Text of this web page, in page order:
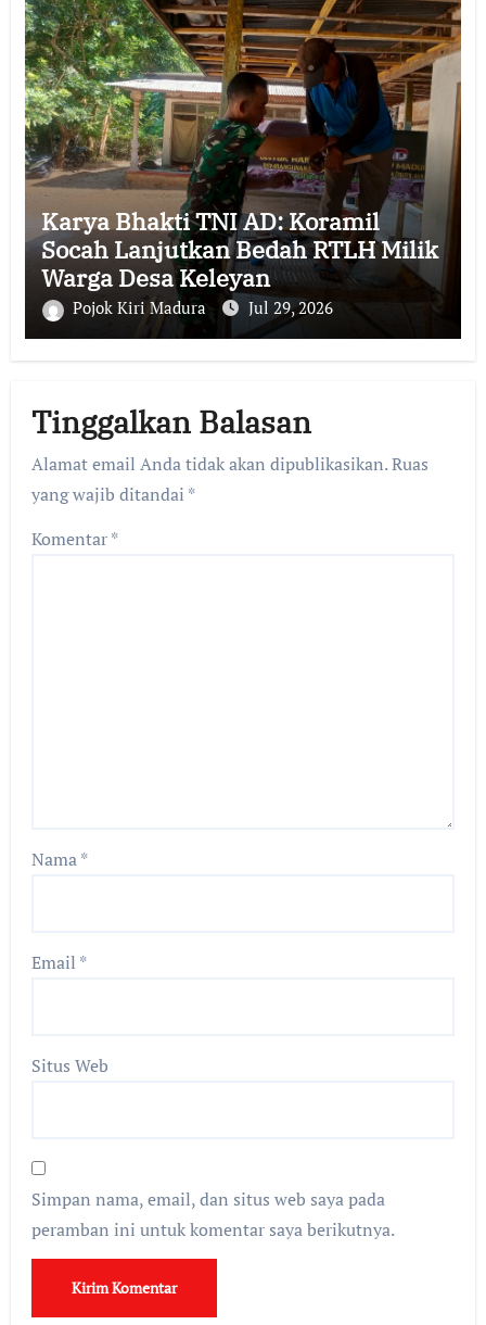
Karya Bhakti TNI AD: Koramil
Socah Lanjutkan Bedah RTLH Milik
Warga Desa Keleyan
Pojok Kiri Madura Jul 29, 2026
Tinggalkan Balasan
Alamat email Anda tidak akan dipublikasikan.Ruas
yang wajib ditandai *
Komentar*
Nama*
Email *
Situs Web
Simpan nama, email, dan situs web saya pada
peramban ini untuk komentar saya berikutnya.